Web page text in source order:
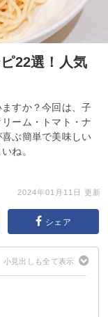
22選！人気
すか？今回は、子
ーム・トマト・ナ
ぶ簡単で美味しい
ね。
2024年01月11日 更新
シェア